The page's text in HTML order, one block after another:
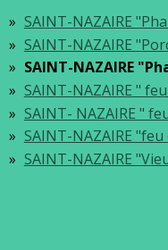
SAINT-NAZAIRE
SAINT-NAZAIRE
SAINT-NAZAIRE
SAINT-NAZAIRE "
SAINT- NAZAIRE "
SAINT-NAZAIRE
SAINT-NAZAIRE